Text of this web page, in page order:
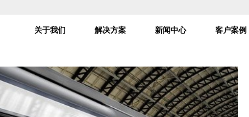
关于我们 解决方案 新闻中心 客户案例